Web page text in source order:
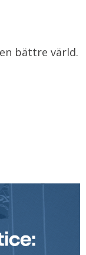
bättre värld.